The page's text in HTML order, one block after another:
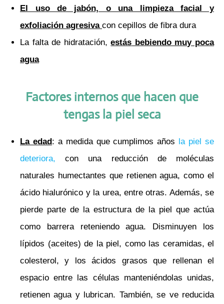
El uso de jabón, o una limpieza facial y
exfoliación agresiva con cepillos de fibra dura
La falta de hidratación,estás bebiendo muy poca
agua
Factores internos que hacen que
tengas la piel seca
La edad: a medida que cumplimos años la piel se
deteriora, con una reducción de moléculas
naturales humectantes que retienen agua, como el
ácido hialurónico y la urea, entre otras. Además, se
pierde parte de la estructura de la piel que actúa
como barrera reteniendo agua. Disminuyen los
lípidos (aceites) de la piel, como las ceramidas, el
colesterol, y los ácidos grasos que rellenan el
espacio entre las células manteniéndolas unidas,
retienen agua y lubrican. También, se ve reducida